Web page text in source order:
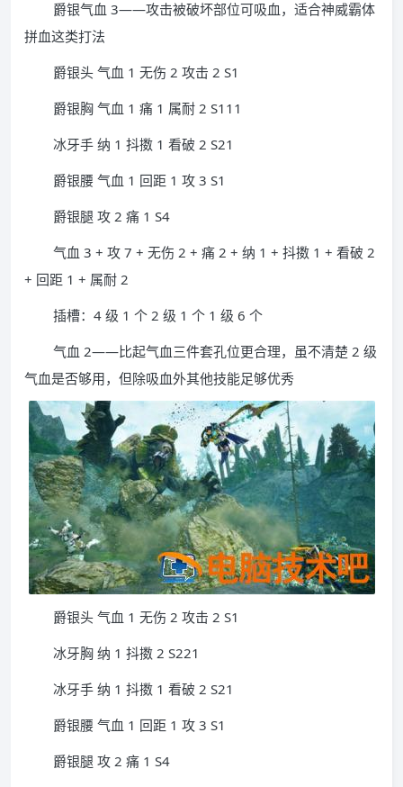
爵银气血 3——攻击被破坏部位可吸血，适合神威霸体
拼血这类打法
爵银头 气血 1 无伤 2 攻击 2 S1
爵银胸 气血 1 痛 1 属耐 2 S111
冰牙手 纳 1 抖擞 1 看破 2 S21
爵银腰 气血 1 回距 1 攻 3 S1
爵银腿 攻 2 痛 1 S4
气血 3 + 攻 7 + 无伤 2 + 痛 2 + 纳 1 + 抖擞 1 + 看破 2
+ 回距 1 + 属耐 2
插槽：4 级 1 个 2 级 1 个 1 级 6 个
气血 2——比起气血三件套孔位更合理，虽不清楚 2 级
气血是否够用，但除吸血外其他技能足够优秀
爵银头 气血 1 无伤 2 攻击 2 S1
冰牙胸 纳 1 抖擞 2 S221
冰牙手 纳 1 抖擞 1 看破 2 S21
爵银腰 气血 1 回距 1 攻 3 S1
爵银腿 攻 2 痛 1 S4